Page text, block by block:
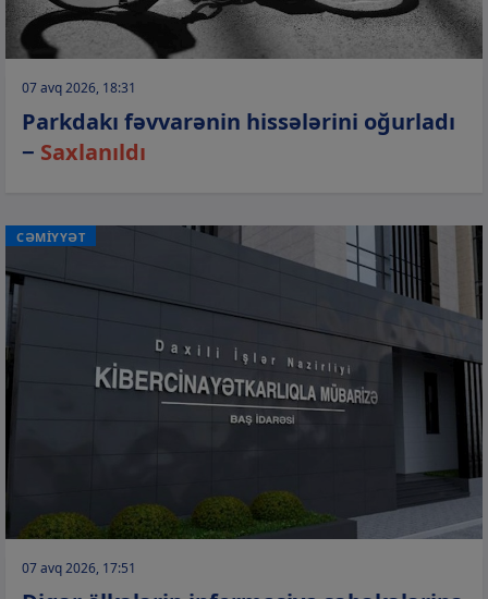
07 avq 2026, 18:31
Parkdakı fəvvarənin hissələrini oğurladı
− Saxlanıldı
CƏMİYYƏT
07 avq 2026, 17:51